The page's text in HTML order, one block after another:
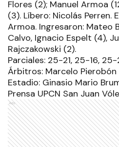
Flores (2); Manuel Armoa
(3). Líbero: Nicolás Perren.
Armoa. Ingresaron: Mateo
Calvo, Ignacio Espelt (4),
Rajczakowski (2).
Parciales: 25-21, 25-16, 25-
Árbitros: Marcelo
Estadio: Ginasio Mario
Prensa UPCN San Juan
Ads